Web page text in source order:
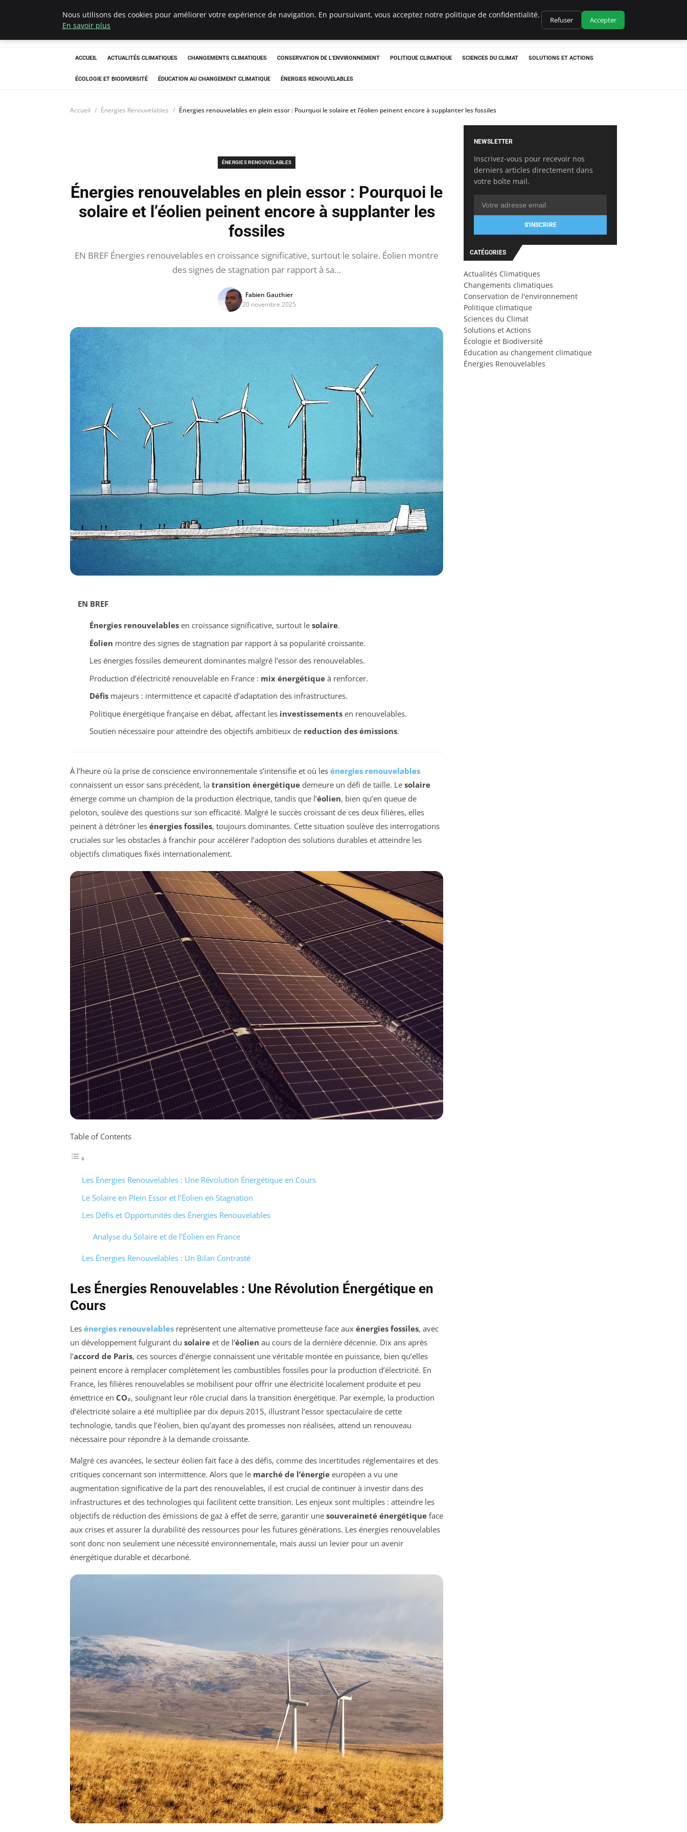
Climatedebtagents
ACCUEIL ACTUALITÉS CLIMATIQUES CHANGEMENTS CLIMATIQUES CONSERVATION DE L'ENVIRONNEMENT POLITIQUE CLIMATIQUE SCIENCES DU CLIMAT SOLUTIONS ET ACTIONS
ÉCOLOGIE ET BIODIVERSITÉ ÉDUCATION AU CHANGEMENT CLIMATIQUE ÉNERGIES RENOUVELABLES
Accueil Énergies Renouvelables Énergies renouvelables en plein essor : Pourquoi le solaire et l’éolien peinent encore à supplanter les fossiles
ÉNERGIES RENOUVELABLES
Énergies renouvelables en plein essor : Pourquoi le
solaire et l’éolien peinent encore à supplanter les
fossiles
EN BREF Énergies renouvelables en croissance significative, surtout le solaire. Éolien montre
des signes de stagnation par rapport à sa…
Fabien Gauthier
20 novembre 2025
EN BREF
Énergies renouvelablesen croissance significative, surtout le solaire.
Éolien montre des signes de stagnation par rapport à sa popularité croissante.
Les énergies fossiles demeurent dominantes malgré l’essor des renouvelables.
Production d’électricité renouvelable en France : mix énergétiqueà renforcer.
Défismajeurs : intermittence et capacité d’adaptation des infrastructures.
Politique énergétique française en débat, affectant les investissementsen renouvelables.
Soutien nécessaire pour atteindre des objectifs ambitieux de reduction des émissions.
À l’heure où la prise de conscience environnementale s’intensifie et où les énergies renouvelables
connaissent un essor sans précédent, la transition énergétique demeure un défi de taille. Le solaire
émerge comme un champion de la production électrique, tandis que l’éolien, bien qu’en queue de
peloton, soulève des questions sur son efficacité. Malgré le succès croissant de ces deux filières, elles
peinent à détrôner les énergies fossiles, toujours dominantes. Cette situation soulève des interrogations
cruciales sur les obstacles à franchir pour accélérer l’adoption des solutions durables et atteindre les
objectifs climatiques fixés internationalement.
Table of Contents
Les Énergies Renouvelables : Une Révolution Énergétique en Cours
Le Solaire en Plein Essor et l’Éolien en Stagnation
Les Défis et Opportunités des Énergies Renouvelables
Analyse du Solaire et de l’Éolien en France
Les Énergies Renouvelables : Un Bilan Contrasté
Les Énergies Renouvelables : Une Révolution Énergétique en
Cours
Les énergies renouvelables représentent une alternative prometteuse face aux énergies fossiles, avec
un développement fulgurant du solaire et de l’éolien au cours de la dernière décennie. Dix ans après
l’accord de Paris, ces sources d’énergie connaissent une véritable montée en puissance, bien qu’elles
peinent encore à remplacer complètement les combustibles fossiles pour la production d’électricité. En
France, les filières renouvelables se mobilisent pour offrir une électricité localement produite et peu
émettrice en CO₂, soulignant leur rôle crucial dans la transition énergétique. Par exemple, la production
d’électricité solaire a été multipliée par dix depuis 2015, illustrant l’essor spectaculaire de cette
technologie, tandis que l’éolien, bien qu’ayant des promesses non réalisées, attend un renouveau
nécessaire pour répondre à la demande croissante.
Malgré ces avancées, le secteur éolien fait face à des défis, comme des incertitudes réglementaires et des
critiques concernant son intermittence. Alors que le marché de l’énergie européen a vu une
augmentation significative de la part des renouvelables, il est crucial de continuer à investir dans des
infrastructures et des technologies qui facilitent cette transition. Les enjeux sont multiples : atteindre les
objectifs de réduction des émissions de gaz à effet de serre, garantir une souveraineté énergétique face
aux crises et assurer la durabilité des ressources pour les futures générations. Les énergies renouvelables
sont donc non seulement une nécessité environnementale, mais aussi un levier pour un avenir
énergétique durable et décarboné.
NEWSLETTER
Inscrivez-vous pour recevoir nos
derniers articles directement dans
votre boîte mail.
S'INSCRIRE
CATÉGORIES
Actualités Climatiques
Changements climatiques
Conservation de l'environnement
Politique climatique
Sciences du Climat
Solutions et Actions
Écologie et Biodiversité
Éducation au changement climatique
Énergies Renouvelables
Nous utilisons des cookies pour améliorer votre expérience de navigation. En poursuivant, vous acceptez notre politique de confidentialité.
En savoir plus
Refuser Accepter